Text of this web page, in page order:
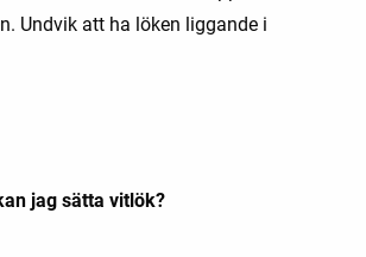
Undvik att ha löken liggande i
jag sätta vitlök?